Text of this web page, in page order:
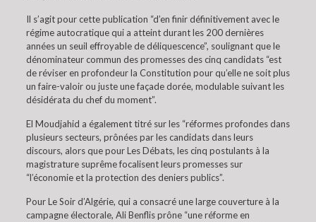
Il s’agit pour cette publication “d’en finir définitivement avec le
régime autocratique qui a atteint durant les 200 dernières
années un seuil effroyable de déliquescence”, soulignant que le
dénominateur commun des promesses des cinq candidats “est
de réviser en profondeur la Constitution pour qu’elle ne soit plus
un faire-valoir ou juste une façade dorée, modulable suivant les
désidérata du chef du moment”.
El Moudjahid a également titré sur les “réformes profondes dans
plusieurs secteurs, prônées par les candidats dans leurs
discours, alors que pour Les Débats, les cinq postulants à la
magistrature suprême focalisent leurs promesses sur
“l’économie et la protection des deniers publics”.
Pour Le Soir d’Algérie, qui a consacré une large couverture à la
campagne électorale, Ali Benflis prône “une réforme en